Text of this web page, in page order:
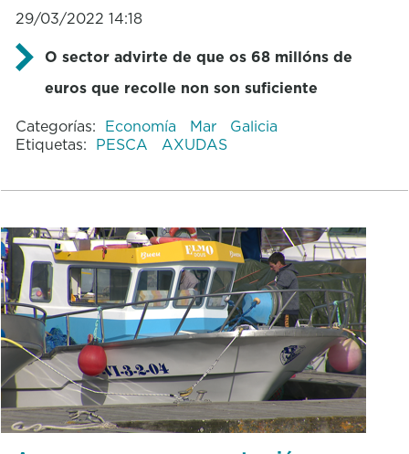
29/03/2022 14:18
O sector advirte de que os 68 millóns de
euros que recolle non son suficiente
Categorías: Economía Mar
Galicia
Etiquetas: PESCA AXUDAS